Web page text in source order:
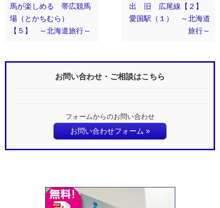
馬が楽しめる 帯広競馬
場（とかちむら）
【５】 ～北海道旅行～
出 旧 広尾線【２】
愛国駅（１） ～北海道
旅行～
お問い合わせ・ご相談はこちら
フォームからのお問い合わせ
お問い合わせフォーム »